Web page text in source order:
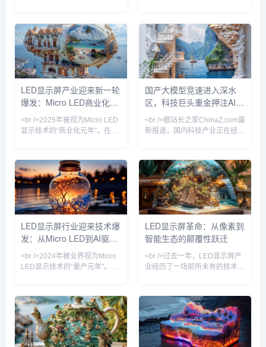
业显示领域的渗透率首次突破
35%，较去年同期增长12个百
分点。三星、TCL、京东方等头
部厂商纷纷推出搭载自研Mini
LED驱动方案的巨幕产品，亮度
均匀性与对比度达到新高度。与
此同时，Micro LED技术从实验
室走向中试线，苹果、索尼、利
Mic
距LED从P2.5一路杀至P0.4，
室内商显市场几乎被重塑。然
而，当间距缩小逼近物理极限，
传统的SMD封装与COB技术的
成本曲线开始钝化，行业竞争的
核心从“单位面积价格”转向“单位
像素价值”。最新披露的供应链
数据显示，2024年第三季度，
增长21
LED显示屏产业迎来新一轮
爆发：Micro LED商业化提
速，户外广告市场重构
<br />2025年被视为Micro LED
显示技术的“商业化元年”。在过
示屏，像素间距突破至P0.3以
下，亮度峰值达到10,000尼
特，而能耗较传统LED直显降低
约40%。更令人关注的是，巨量
转移良率首次突破99.9%，这意
味着长期阻碍Micro LED普及的
成本瓶颈正在瓦解。行业分析师
预测，到2026年，Micro LED在
国产大模型竞速进入深水
区，科技巨头重金押注AI基
础设施
<br />据站长之家ChinaZ.com最
新报道，国内科技产业正在经历
集发布新一代基座模型，参数规
模与推理能力双双跃升。然而，
与上一轮单纯比拼参数不同，当
前竞争的焦点已从模型层延伸至
应用生态与商业闭环。头部厂商
不再满足于展示技术参数，而是
将模型嵌入办公、编程、金融、
医疗等具体场景，试图以真实业
意味着，大模型竞赛正
LED显示屏行业迎来技术爆
发：从Micro LED到AI驱
动，产业格局正在重塑
<br />2024年被业界视为Micro
LED显示技术的“量产元年”。根
量转移与修复工艺的瓶颈，将
Micro LED芯片的良率提升至
99.9%以上。与传统的LCD和
OLED相比，Micro LED在亮
度、响应速度和功耗方面展现出
LED显示屏革命：从像素到
智能生态的颠覆性跃迁
<br />过去一年，LED显示屏产
业经历了一场前所未有的技术爆
电影屏，传统LCD和OLED的统
治地位正被悄然撼动。据最新行
业报告显示，2025年全球LED
显示屏市场规模预计突破120亿
美元，其中Mini LED背光产品